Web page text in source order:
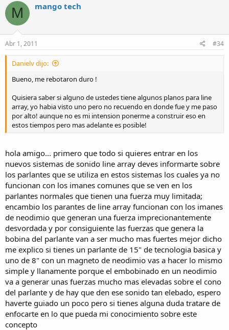
M mango tech
Abr 1, 2011 #34
Danielv dijo:
Bueno, me rebotaron duro !
Quisiera saber si alguno de ustedes tiene algunos planos para line
array, yo habia visto uno pero no recuendo en donde fue y me paso
por alto! aunque no es mi intension ponerme a construir eso en
estos tiempos pero mas adelante es posible!
hola amigo... primero que todo si quieres entrar en los
nuevos sistemas de sonido line array deves informarte sobre
los parlantes que se utiliza en estos sistemas los cuales ya no
funcionan con los imanes comunes que se ven en los
parlantes normales que tienen una fuerza muy limitada;
encambio los parantes de line array funcionan con los imanes
de neodimio que generan una fuerza imprecionantemente
desvordada y por consiguiente las fuerzas que genera la
bobina del parlante van a ser mucho mas fuertes mejor dicho
me explico si tienes un parlante de 15" de tecnologia basica y
uno de 8" con un magneto de neodimio vas a hacer lo mismo
simple y llanamente porque el embobinado en un neodimio
va a generar unas fuerzas mucho mas elevadas sobre el cono
del parlante y de hay que den ese sonido tan elebado, espero
haverte guiado un poco pero si tienes alguna duda tratare de
enfocarte en lo que pueda mi conocimiento sobre este
concepto